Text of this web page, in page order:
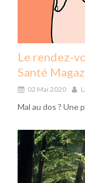
Le rendez-
Santé
02 Mai 2020
Mal au dos ? Une